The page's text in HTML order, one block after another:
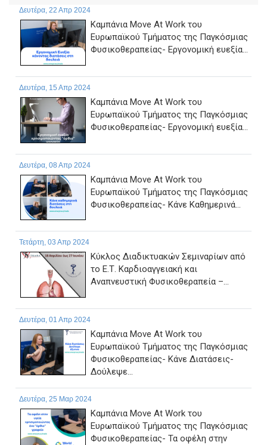
Δευτέρα, 22 Απρ 2024
Καμπάνια Move At Work του
Ευρωπαϊκού Τμήματος της Παγκόσμιας
Φυσικοθεραπείας- Εργονομική ευεξία...
Δευτέρα, 15 Απρ 2024
Καμπάνια Move At Work του
Ευρωπαϊκού Τμήματος της Παγκόσμιας
Φυσικοθεραπείας- Εργονομική ευεξία...
Δευτέρα, 08 Απρ 2024
Καμπάνια Move At Work του
Ευρωπαϊκού Τμήματος της Παγκόσμιας
Φυσικοθεραπείας- Κάνε Καθημερινά...
Τετάρτη, 03 Απρ 2024
Κύκλος Διαδικτυακών Σεμιναρίων από
το Ε.Τ. Καρδιοαγγειακή και
Αναπνευστική Φυσικοθεραπεία –...
Δευτέρα, 01 Απρ 2024
Καμπάνια Move At Work του
Ευρωπαϊκού Τμήματος της Παγκόσμιας
Φυσικοθεραπείας- Κάνε Διατάσεις-
Δούλεψε...
Δευτέρα, 25 Μαρ 2024
Καμπάνια Move At Work του
Ευρωπαϊκού Τμήματος της Παγκόσμιας
Φυσικοθεραπείας- Τα οφέλη στην